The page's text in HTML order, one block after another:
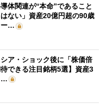
導体関連が“本命”であること
ない」資産20億円超の90歳
ー…
シア・ショック後に「株価倍
できる注目銘柄5選】資産3
…